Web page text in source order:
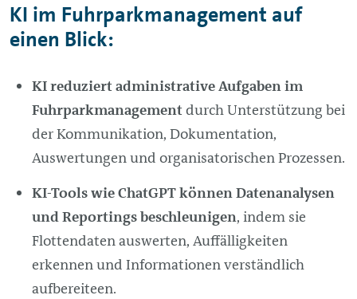
KI im Fuhrparkmanagement auf
einen Blick:
KI reduziert administrative Aufgaben im
Fuhrparkmanagementdurch Unterstützung bei
der Kommunikation, Dokumentation,
Auswertungen und organisatorischen Prozessen.
KI-Tools wie ChatGPT können Datenanalysen
und Reportings beschleunigen, indem sie
Flottendaten auswerten, Auffälligkeiten
erkennen und Informationen verständlich
aufbereiteen.